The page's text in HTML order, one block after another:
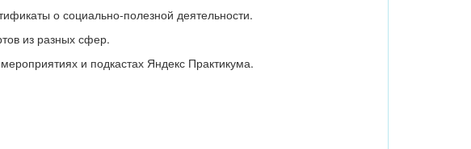
о социально-полезной деятельности.
из разных сфер.
и подкастах Яндекс Практикума.